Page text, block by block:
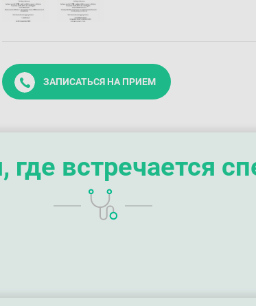
ЗАПИСАТЬСЯ НА ПРИЕМ
где встречается